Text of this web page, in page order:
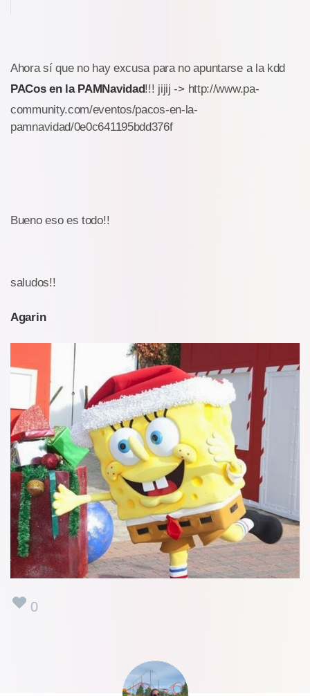
Ahora sí que no hay excusa para no apuntarse a la kdd
PACos en la PAMNavidad!!! jijij -> http://www.pa-
community.com/eventos/pacos-en-la-
pamnavidad/0e0c641195bdd376f
Bueno eso es todo!!
saludos!!
Agarin
0